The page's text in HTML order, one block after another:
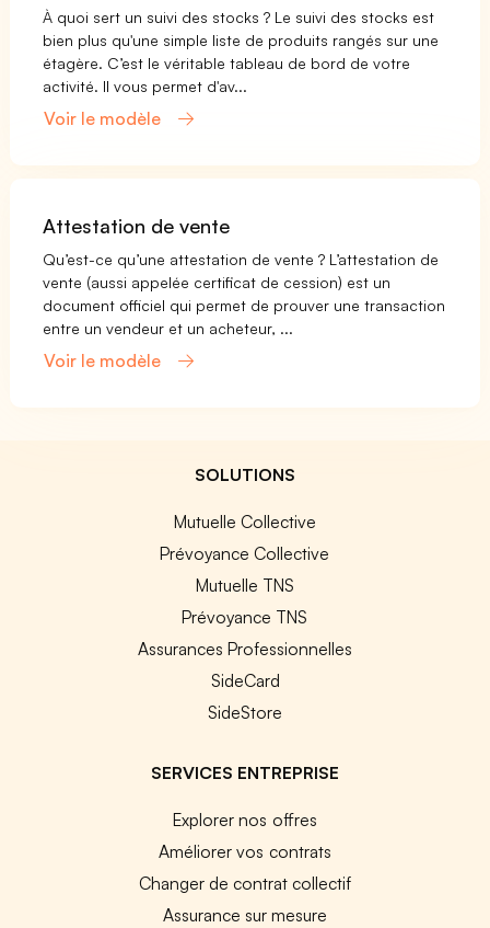
À quoi sert un suivi des stocks ? Le suivi des stocks est
bien plus qu'une simple liste de produits rangés sur une
étagère. C’est le véritable tableau de bord de votre
activité. Il vous permet d'av...
Voir le modèle
Attestation de vente
Qu’est-ce qu’une attestation de vente ? L’attestation de
vente (aussi appelée certificat de cession) est un
document officiel qui permet de prouver une transaction
entre un vendeur et un acheteur, ...
Voir le modèle
SOLUTIONS
Mutuelle Collective
Prévoyance Collective
Mutuelle TNS
Prévoyance TNS
Assurances Professionnelles
SideCard
SideStore
SERVICES ENTREPRISE
Explorer nos offres
Améliorer vos contrats
Changer de contrat collectif
Assurance sur mesure